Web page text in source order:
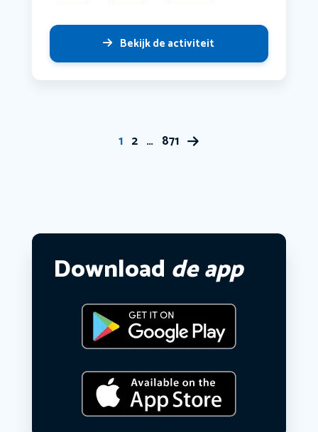
Bekijk de activiteit
1 2 … 871
Download de app